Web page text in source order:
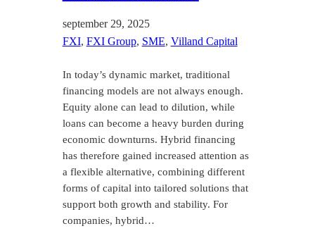
september 29, 2025
FXI, FXI Group, SME, Villand Capital
In today’s dynamic market, traditional
financing models are not always enough.
Equity alone can lead to dilution, while
loans can become a heavy burden during
economic downturns. Hybrid financing
has therefore gained increased attention as
a flexible alternative, combining different
forms of capital into tailored solutions that
support both growth and stability. For
companies, hybrid…